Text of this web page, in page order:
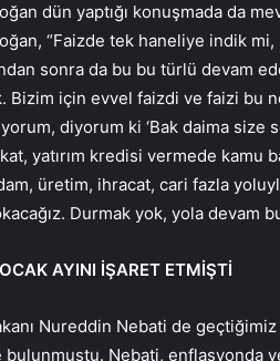
dün yaptığı konuşmada da
“Faizde tek haneliye indik
sonra da bu bu türlü devam
Bizim için evvel faizdi ve faizi bu
diyorum ki ‘Bak daima
yatırım kredisi vermede kamu
üretim, ihracat, cari fazla
Durmak yok, yola devam
AYINI İŞARET ETMİŞTİ
Nureddin Nebati de geçtiğimiz
Nebati, enflasyonda